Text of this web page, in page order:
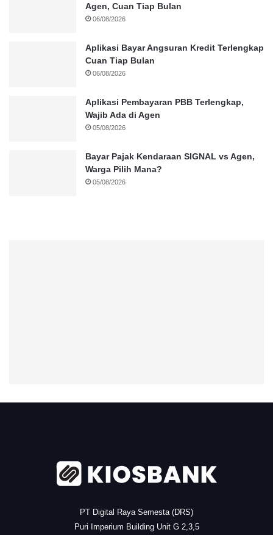
Agen, Cuan Tiap Bulan
06/08/2026
Aplikasi Bayar Angsuran Kredit Terlengkap
Cuan Tiap Bulan
06/08/2026
Aplikasi Pembayaran PBB Terlengkap,
Wajib Ada di Agen
05/08/2026
Bayar Pajak Kendaraan SIGNAL vs Agen,
Warga Pilih Mana?
05/08/2026
PT Digital Raya Semesta (DRS)
Puri Imperium Building Unit G 2,3,5